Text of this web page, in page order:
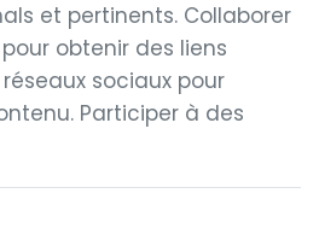
et pertinents. Collaborer
obtenir des liens
sociaux pour
Participer à des